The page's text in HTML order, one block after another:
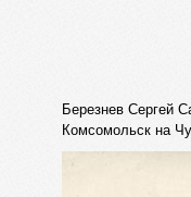
Березнев Сергей
Комсомольск на